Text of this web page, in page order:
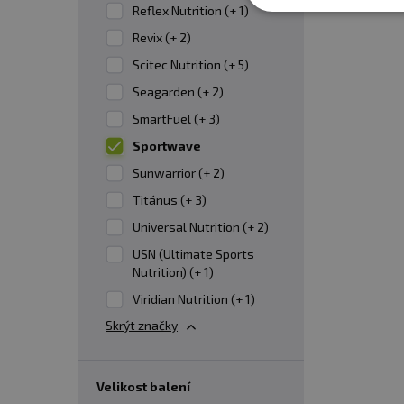
jednotlivých přípravků.
Má chondroprotektivní účinky a
vitamínu D.
Pomáhá udržovat normální struktury
Podporuje hojení ran a regeneraci
Pomáhá zpevňovat vazy a šlachy.
Napomáhá růstu nové chrupavky.
Má protizánětlivé účinky.
Pomáhá zmírňovat bolest a ztuhlost.
kloubů, zhoršenou pohyblivost, náchylnost
Reflex Nutrition (+ 1)
Revix (+ 2)
Scitec Nutrition (+ 5)
Seagarden (+ 2)
SmartFuel (+ 3)
Sportwave
Sunwarrior (+ 2)
Titánus (+ 3)
Universal Nutrition (+ 2)
USN (Ultimate Sports
Nutrition) (+ 1)
Viridian Nutrition (+ 1)
Skrýt značky
velikost balení